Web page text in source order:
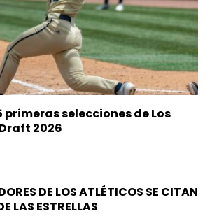
primeras selecciones de Los
2026
DE LOS ATLÉTICOS SE CITAN
LAS ESTRELLAS